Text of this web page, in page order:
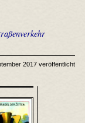
2017 veröffentlicht